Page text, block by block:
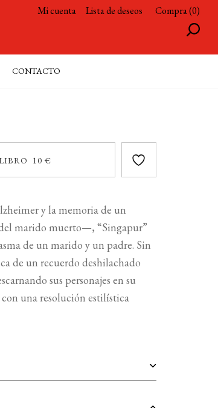
Mi cuenta Lista de deseos Compra (0)
CONTACTO
10 €
y la memoria de un
marido muerto—, “Singapur”
de un marido y un padre. Sin
de un recuerdo deshilachado
sus personajes en su
una resolución estilística